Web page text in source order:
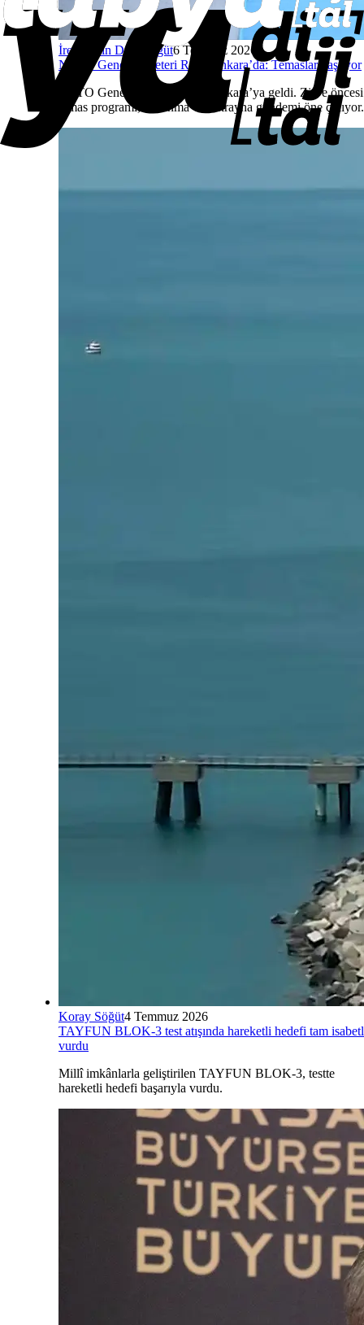
İrem Pelin Dinç Söğüt6 Temmuz 2026
NATO Genel Sekreteri Rutte Ankara’da: Temaslar başlıyor
NATO Genel Sekreteri Rutte Ankara’ya geldi. Zirve öncesi
temas programı, savunma ve Ukrayna gündemi öne çıkıyor.
Koray Söğüt4 Temmuz 2026
TAYFUN BLOK-3 test atışında hareketli hedefi tam
vurdu
Millî imkânlarla geliştirilen TAYFUN BLOK-3, testte
hareketli hedefi başarıyla vurdu.